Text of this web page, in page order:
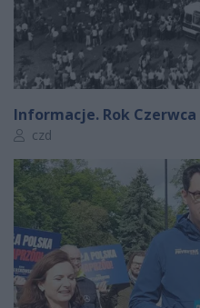
Informacje. Rok Czerwca
Autor artykułu:
czd